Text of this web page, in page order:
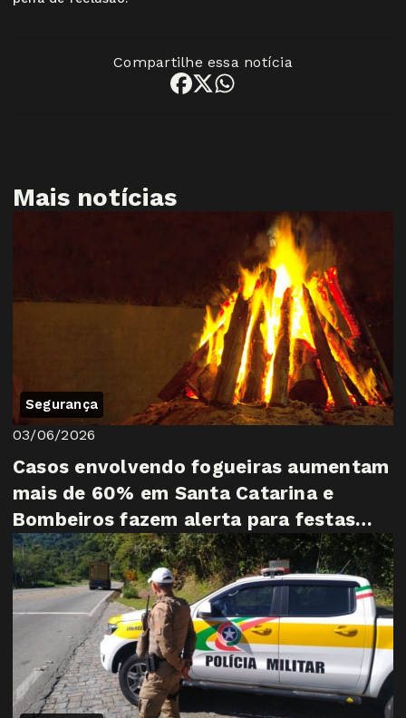
Compartilhe essa notícia
Mais notícias
Segurança
03/06/2026
Casos envolvendo fogueiras aumentam
mais de 60% em Santa Catarina e
Bombeiros fazem alerta para festas
juninas